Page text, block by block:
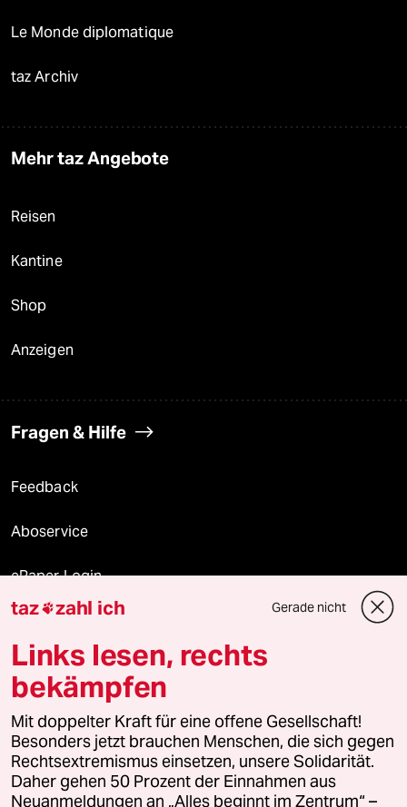
Le Monde diplomatique
taz Archiv
Mehr taz Angebote
Reisen
Kantine
Shop
Anzeigen
Fragen & Hilfe
Feedback
Aboservice
ePaper Login
Downloads für Abonnierende
© 2026 taz Verlags und Vertriebs GmbH
Alle Rechte vorbehalten. Bei rechtlichen Fragen oder für Genehmigungen
wenden Sie sich bitte an lizenzen@taz.de
Feedback Redaktionsstatut Kommune-Richtlinien
taz zahl ich Gerade nicht
Links lesen, rechts
bekämpfen
Mit doppelter Kraft für eine offene Gesellschaft!
Besonders jetzt brauchen Menschen, die sich gegen
Rechtsextremismus einsetzen, unsere Solidarität.
Daher gehen 50 Prozent der Einnahmen aus
Neuanmeldungen an „Alles beginnt im Zentrum“ –